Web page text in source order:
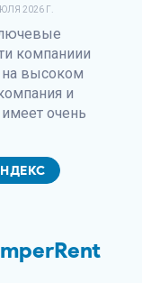
2026 Г.
компаниии
на высоком
и
очень